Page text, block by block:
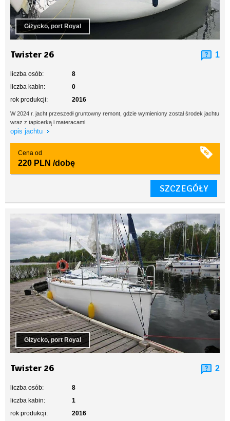
Giżycko, port Royal
Twister 26 1
liczba osób:
8
liczba kabin:
0
rok produkcji:
2016
W 2024 r. jacht przeszedł gruntowny remont, gdzie wymieniony został środek jachtu
wraz z tapicerką i materacami.
opis jachtu
Cena od
220 PLN /dobę
SZCZEGÓŁY
Giżycko, port Royal
Twister 26 2
liczba osób:
8
liczba kabin:
1
rok produkcji:
2016